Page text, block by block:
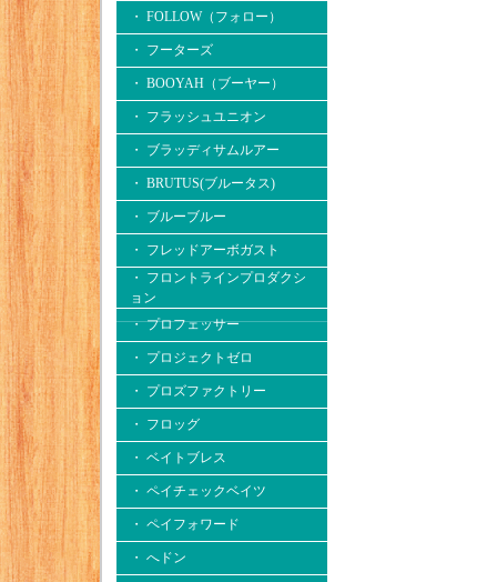
・ FOLLOW（フォロー）
・ フーターズ
・ BOOYAH（ブーヤー）
・ フラッシュユニオン
・ ブラッディサムルアー
・ BRUTUS(ブルータス)
・ ブルーブルー
・ フレッドアーボガスト
・ フロントラインプロダクシ
ョン
・ プロフェッサー
・ プロジェクトゼロ
・ プロズファクトリー
・ フロッグ
・ ベイトブレス
・ ペイチェックベイツ
・ ペイフォワード
・ へドン